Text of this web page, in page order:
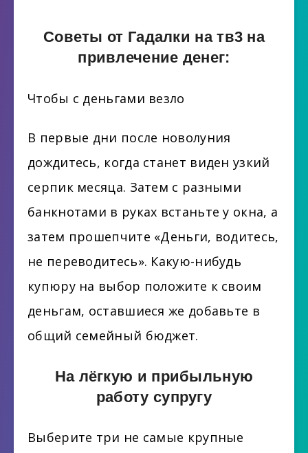
Советы от Гадалки на тв3 на
привлечение денег:
Чтобы с деньгами везло
В первые дни после новолуния
дождитесь, когда станет виден узкий
серпик месяца. Затем с разными
банкнотами в руках встаньте у окна, а
затем прошепчите «Деньги, водитесь,
не переводитесь». Какую-нибудь
купюру на выбор положите к своим
деньгам, оставшиеся же добавьте в
общий семейный бюджет.
На лёгкую и прибыльную
работу супругу
Выберите три не самые крупные